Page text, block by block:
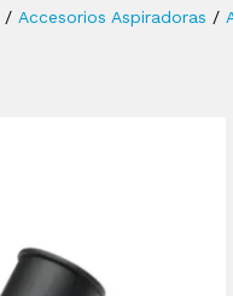
/ Accesorios Aspiradoras /